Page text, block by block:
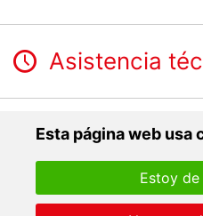
Esta página web usa
Estoy
Asistencia